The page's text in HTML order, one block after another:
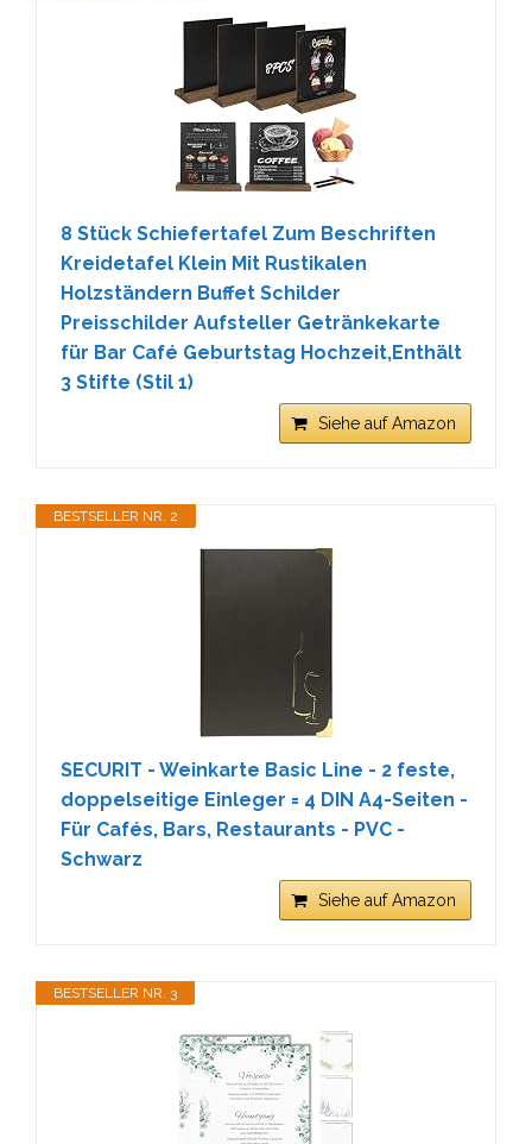
8 Stück Schiefertafel Zum Beschriften
Kreidetafel Klein Mit Rustikalen
Holzständern Buffet Schilder
Preisschilder Aufsteller Getränkekarte
für Bar Café Geburtstag Hochzeit,Enthält
3 Stifte (Stil 1)
Siehe auf Amazon
BESTSELLER NR. 2
SECURIT - Weinkarte Basic Line - 2 feste,
doppelseitige Einleger = 4 DIN A4-Seiten -
Für Cafés, Bars, Restaurants - PVC -
Schwarz
Siehe auf Amazon
BESTSELLER NR. 3